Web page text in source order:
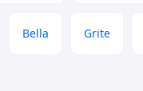
Bella Grite